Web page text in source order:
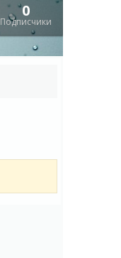
Подписчики
0